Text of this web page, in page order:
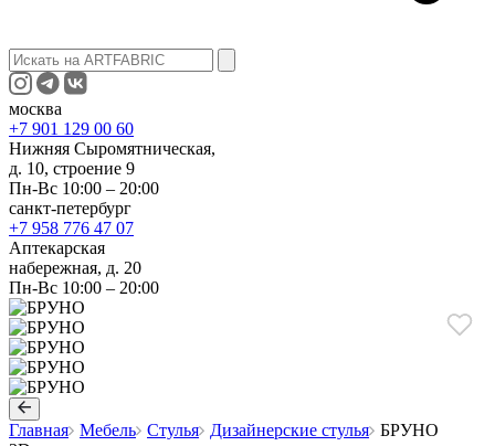
москва
+7 901 129 00 60
Нижняя Сыромятническая,
д. 10, строение 9
Пн-Вс 10:00 – 20:00
санкт-петербург
+7 958 776 47 07
Аптекарская
набережная, д. 20
Пн-Вс 10:00 – 20:00
Главная Мебель Стулья Дизайнерские стулья БРУНО